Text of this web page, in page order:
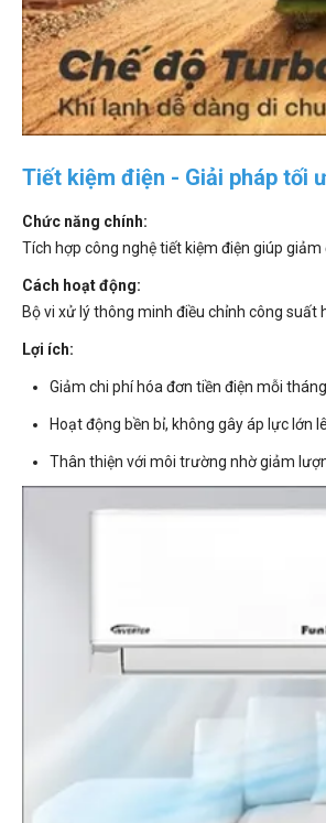
Tiết kiệm điện - Giải pháp tối
Chức năng chính:
Tích hợp công nghệ tiết kiệm điện giúp
Cách hoạt động:
Bộ vi xử lý thông minh điều chỉnh công
Lợi ích:
Giảm chi phí hóa đơn tiền điện mỗi tháng.
Hoạt động bền bỉ, không gây áp lực lớn
Thân thiện với môi trường nhờ giảm